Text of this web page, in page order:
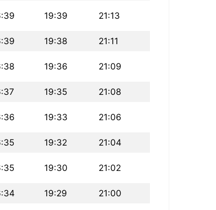
19:39 21:13
19:38 21:11
19:36 21:09
19:35 21:08
19:33 21:06
19:32 21:04
19:30 21:02
19:29 21:00